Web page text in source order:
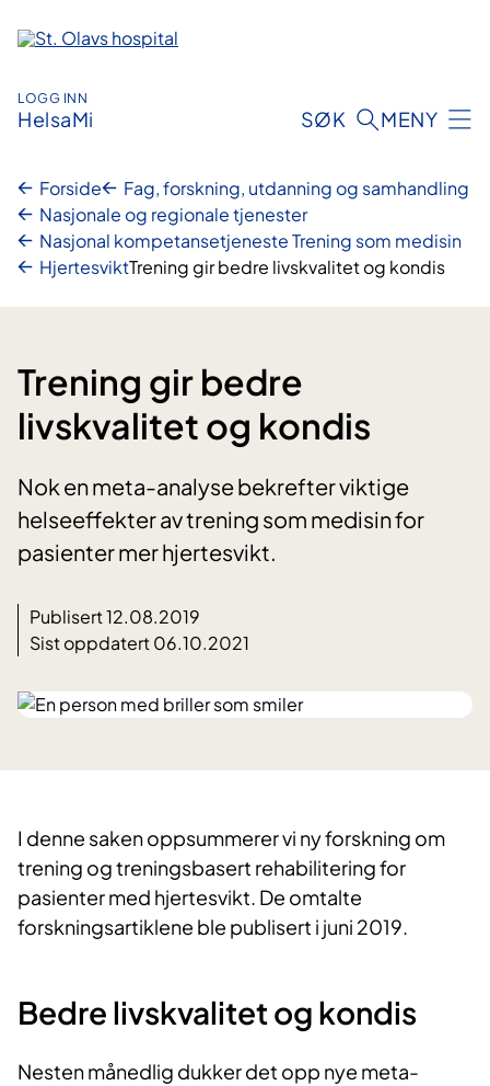
innhold
LOGG INN
HelsaMi SØK MENY
Forside
Fag, forskning, utdanning og samhandling
Nasjonale og regionale tjenester
Nasjonal kompetansetjeneste Trening som medisin
HjertesviktTrening gir bedre livskvalitet og kondis
Trening gir bedre
livskvalitet og kondis
Nok en meta-analyse bekrefter viktige
helseeffekter av trening som medisin for
pasienter mer hjertesvikt.
Publisert 12.08.2019
Sist oppdatert 06.10.2021
​I denne saken oppsummerer vi ny forskning om
trening og treningsbasert rehabilitering for
pasienter med hjertesvikt. De omtalte
forskningsartiklene ble publisert i juni 2019.​​​​
Bedre livskvalitet og kondis
Nesten månedlig dukker det opp nye meta-